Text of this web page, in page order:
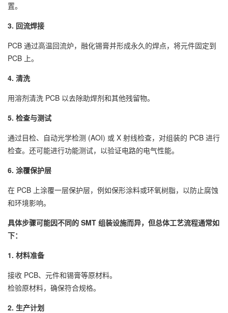
置。
3. 回流焊接
PCB 通过高温回流炉，融化锡膏并形成永久的焊点，将元件固定到
PCB 上。
4. 清洗
用溶剂清洗 PCB 以去除助焊剂和其他残留物。
5. 检查与测试
通过目检、自动光学检测 (AOI) 或 X 射线检查，对组装的 PCB 进行
检查。还可能进行功能测试，以验证电路的电气性能。
6. 涂覆保护层
在 PCB 上涂覆一层保护层，例如保形涂料或环氧树脂，以防止腐蚀
和环境影响。
具体步骤可能因不同的 SMT 组装设施而异，但总体工艺流程通常如
下：
1. 材料准备
接收 PCB、元件和锡膏等原材料。
检验原材料，确保符合规格。
2. 生产计划